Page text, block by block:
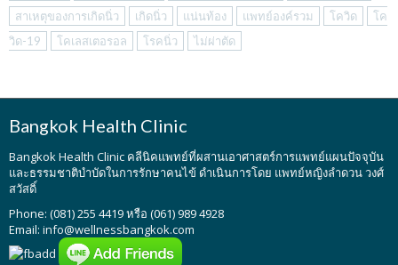
สาเหตุของการเกิดนิ่ว
เกิดนิ่ว แน่นท้อง แพทย์องค์รวม โควิด
โค
วิด-19
โคเลสเตอรอล โรคนิ่ว ไม่ผ่าตัด
Bangkok Health Clinic
Bangkok Health Clinic คลีนิคแพทย์ที่ผสานเอาศาสตร์การแพทย์แผนปัจจุบัน
และธรรมชาติบำบัดในการรักษาคนไข้ ดำเนินการโดย แพทย์หญิงลำดวน วงศ์
สวัสดิ์
Phone: (081) 255 4419 หรือ (061) 989 4928
Email: info@wellnessbangkok.com